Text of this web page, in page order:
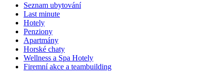
Seznam ubytování
Last minute
Hotely
Penziony
Apartmány
Horské chaty
Wellness a Spa Hotely
Firemní akce a teambuilding